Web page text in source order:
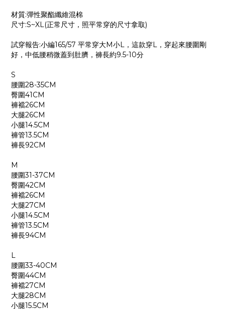
材質:彈性聚酯纖維混棉
尺寸:S~XL(正常尺寸，照平常穿的尺寸拿取)
試穿報告:小編165/57 平常穿大M小L，這款穿L，穿起來腰圍剛
好，中低腰稍微蓋到肚臍，褲長約9.5-10分
S
腰圍28-35CM
臀圍41CM
褲襠26CM
大腿26CM
小腿14.5CM
褲管13.5CM
褲長92CM
M
腰圍31-37CM
臀圍42CM
褲襠26CM
大腿27CM
小腿14.5CM
褲管13.5CM
褲長94CM
L
腰圍33-40CM
臀圍44CM
褲襠27CM
大腿28CM
小腿15.5CM